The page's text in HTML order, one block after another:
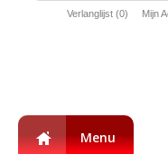
Verlanglijst (0) Mijn
Menu